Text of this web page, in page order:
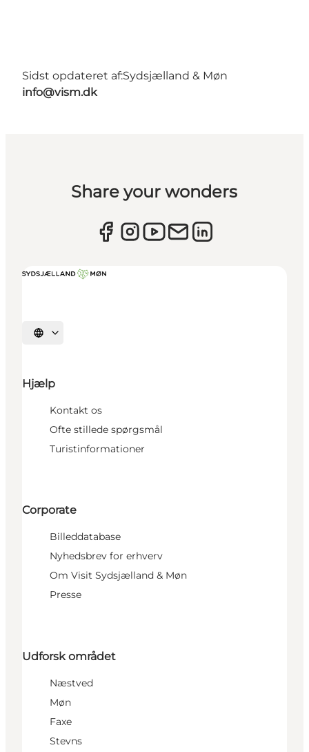
Sidst opdateret af:Sydsjælland & Møn
info@vism.dk
Share your wonders
Vælg sprog
Hjælp
Kontakt os
Ofte stillede spørgsmål
Turistinformationer
Corporate
Billeddatabase
Nyhedsbrev for erhverv
Om Visit Sydsjælland & Møn
Presse
Udforsk området
Næstved
Møn
Faxe
Stevns